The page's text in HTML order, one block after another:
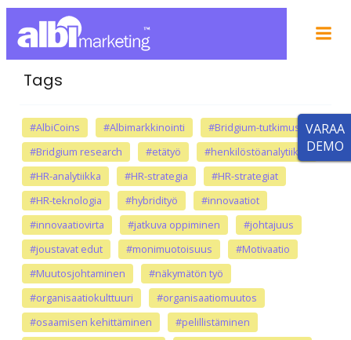
Tags
#AlbiCoins #Albimarkkinointi
#Bridgium-tutkimus
#Bridgium research
#etätyö
#henkilöstöanalytiikka
#HR-analytiikka
#HR-strategia
#HR-strategiat
#HR-teknologia
#hybridityö
#innovaatiot
#innovaatiovirta
#jatkuva oppiminen
#johtajuus
#joustavat edut
#monimuotoisuus
#Motivaatio
#Muutosjohtaminen
#näkymätön työ
#organisaatiokulttuuri
#organisaatiomuutos
#osaamisen kehittäminen
#pelillistäminen
VARAA
DEMO